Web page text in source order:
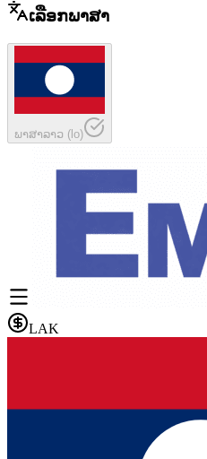
ເລືອກພາສາ
ພາສາລາວ (lo)
LAK